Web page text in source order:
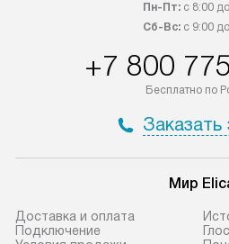
Пн-Пт:с 8:00
Сб-Вс:с 9:00
+7 800
Бесплатно по
Заказать
Мир
Доставка и оплата
Подключение